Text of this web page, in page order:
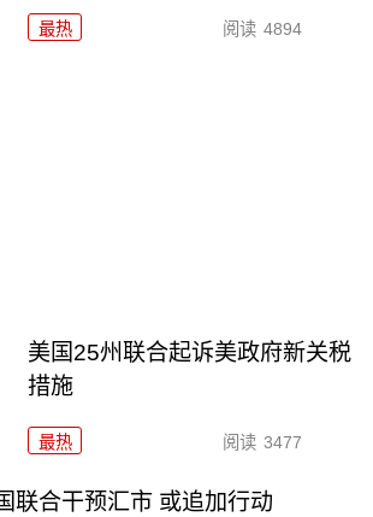
最热 阅读 4894
美国25州联合起诉美政府新关税
措施
最热 阅读 3477
联合干预汇市 或追加行动